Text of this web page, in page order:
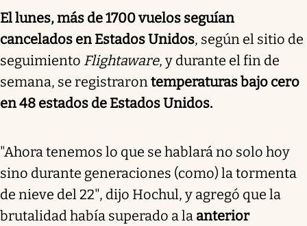
El lunes, más de 1700 vuelos seguían
cancelados en Estados Unidos, según el sitio de
seguimiento Flightaware, y durante el fin de
semana, se registrarontemperaturas bajo cero
en 48 estados de Estados Unidos.
"Ahora tenemos lo que se hablará no solo hoy
sino durante generaciones (como) la tormenta
de nieve del 22", dijo Hochul, y agregó que la
brutalidad había superado a la anterior